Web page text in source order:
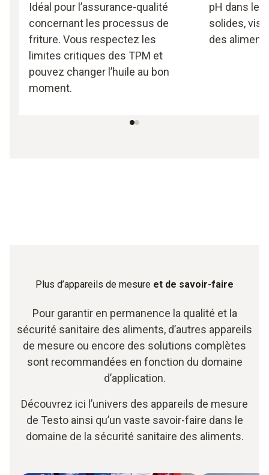
Idéal pour l’assurance-qualité
concernant les processus de
friture. Vous respectez les
limites critiques des TPM et
pouvez changer l’huile au bon
moment.
pH dans
solides,
des
Plus d’appareils de mesure et de savoir-faire
Pour garantir en permanence la qualité et la
sécurité sanitaire des aliments, d’autres appareils
de mesure ou encore des solutions complètes
sont recommandées en fonction du domaine
d’application.
Découvrez ici l’univers des appareils de mesure
de Testo ainsi qu’un vaste savoir-faire dans le
domaine de la sécurité sanitaire des aliments.